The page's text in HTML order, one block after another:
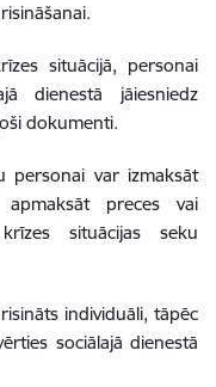
situācijā, personai
dienestā jāiesniedz
dokumenti.
personai var izmaksāt
preces vai
situācijas seku
individuāli, tāpēc
sociālajā dienestā